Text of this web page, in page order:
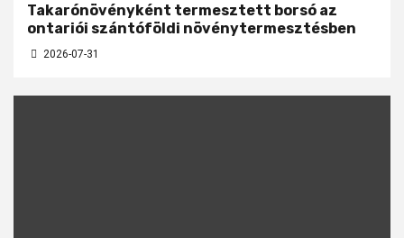
Takarónövényként termesztett borsó az
ontariói szántóföldi növénytermesztésben
2026-07-31